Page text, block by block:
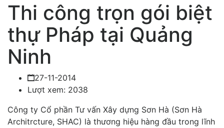
Thi công trọn gói biệt
thự Pháp tại Quảng
Ninh
27-11-2014
Lượt xem: 2038
Công ty Cổ phần Tư vấn Xây dựng Sơn Hà (Sơn Hà
Architrcture, SHAC) là thương hiệu hàng đầu trong lĩnh